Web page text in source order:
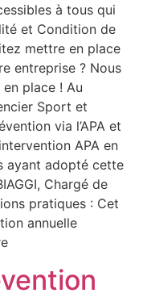
à tous qui
et Condition de
mettre en place
entreprise ? Nous
place ! Au
Sport et
via l’APA et
APA en
ayant adopté cette
Chargé de
pratiques : Cet
annuelle